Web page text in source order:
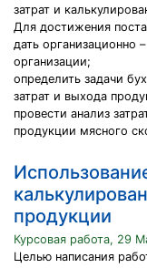
затрат и
Для достижения
дать организационно
организации;
определить задачи
затрат и выхода
провести анализ
продукции мясного
продукции
Курсовая работа, 29
Целью написания